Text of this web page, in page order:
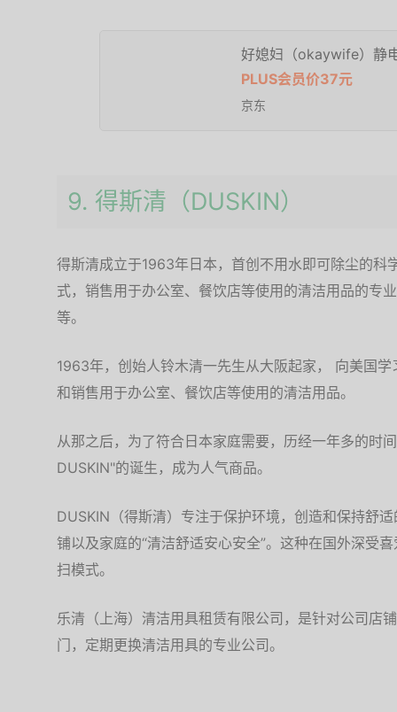
好媳妇（okaywife）静
PLUS会员价37元
京东
9. 得斯清（DUSKIN）
得斯清成立于1963年日本，首创不用水即可除尘的科
式，销售用于办公室、餐饮店等使用的清洁用品的专
等。
1963年，创始人铃木清一先生从大阪起家， 向美国
和销售用于办公室、餐饮店等使用的清洁用品。
从那之后，为了符合日本家庭需要，历经一年多的时
DUSKIN"的诞生，成为人气商品。
DUSKIN（得斯清）专注于保护环境，创造和保持舒
铺以及家庭的“清洁舒适安心安全”。这种在国外深受
扫模式。
乐清（上海）清洁用具租赁有限公司，是针对公司店
门，定期更换清洁用具的专业公司。